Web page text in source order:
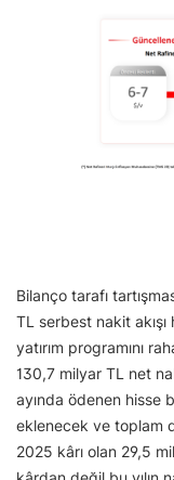
Bilanço tarafı
TL serbest nakit
yatırım programını
130,7 milyar TL net
ayında ödenen hisse
eklenecek ve toplam
2025 kârı olan 29,5